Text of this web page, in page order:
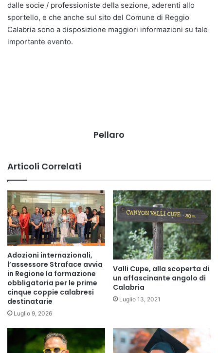
dalle socie / professioniste della sezione, aderenti allo
sportello, e che anche sul sito del Comune di Reggio
Calabria sono a disposizione maggiori informazioni su tale
importante evento.
Pellaro
Articoli Correlati
Adozioni internazionali,
l’assessore Straface avvia
in Regione la formazione
obbligatoria per le prime
cinque coppie calabresi
destinatarie
Luglio 9, 2026
Valli Cupe, alla scoperta di
un affascinante angolo di
Calabria
Luglio 13, 2021